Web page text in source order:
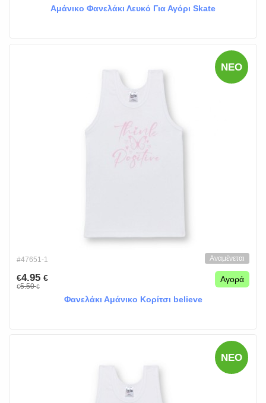
Αμάνικο Φανελάκι Λευκό Για Αγόρι Skate
ΝΈΟ
#47651-1 Αναμένεται
€4.95 €
€5.50€
Αγορά
Φανελάκι Αμάνικο Κορίτσι believe
ΝΈΟ